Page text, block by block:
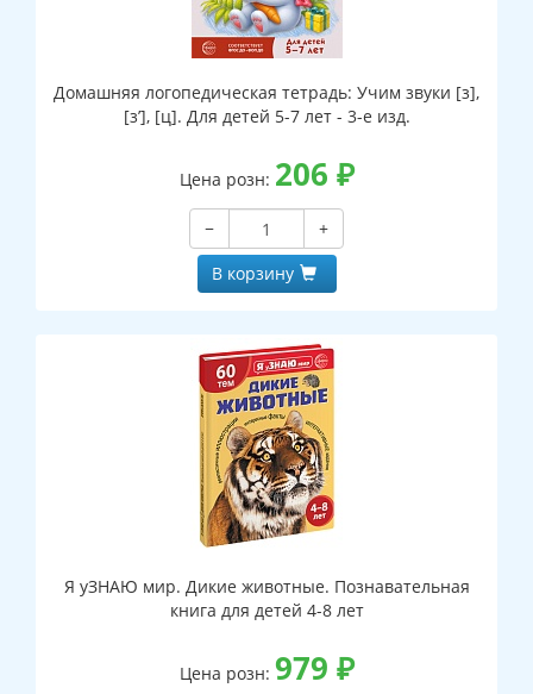
Домашняя логопедическая тетрадь: Учим звуки [з],
[з’], [ц]. Для детей 5-7 лет - 3-е изд.
Цена розн: 206 ₽
−
+
В корзину
Я уЗНАЮ мир. Дикие животные. Познавательная
книга для детей 4-8 лет
Цена розн: 979 ₽